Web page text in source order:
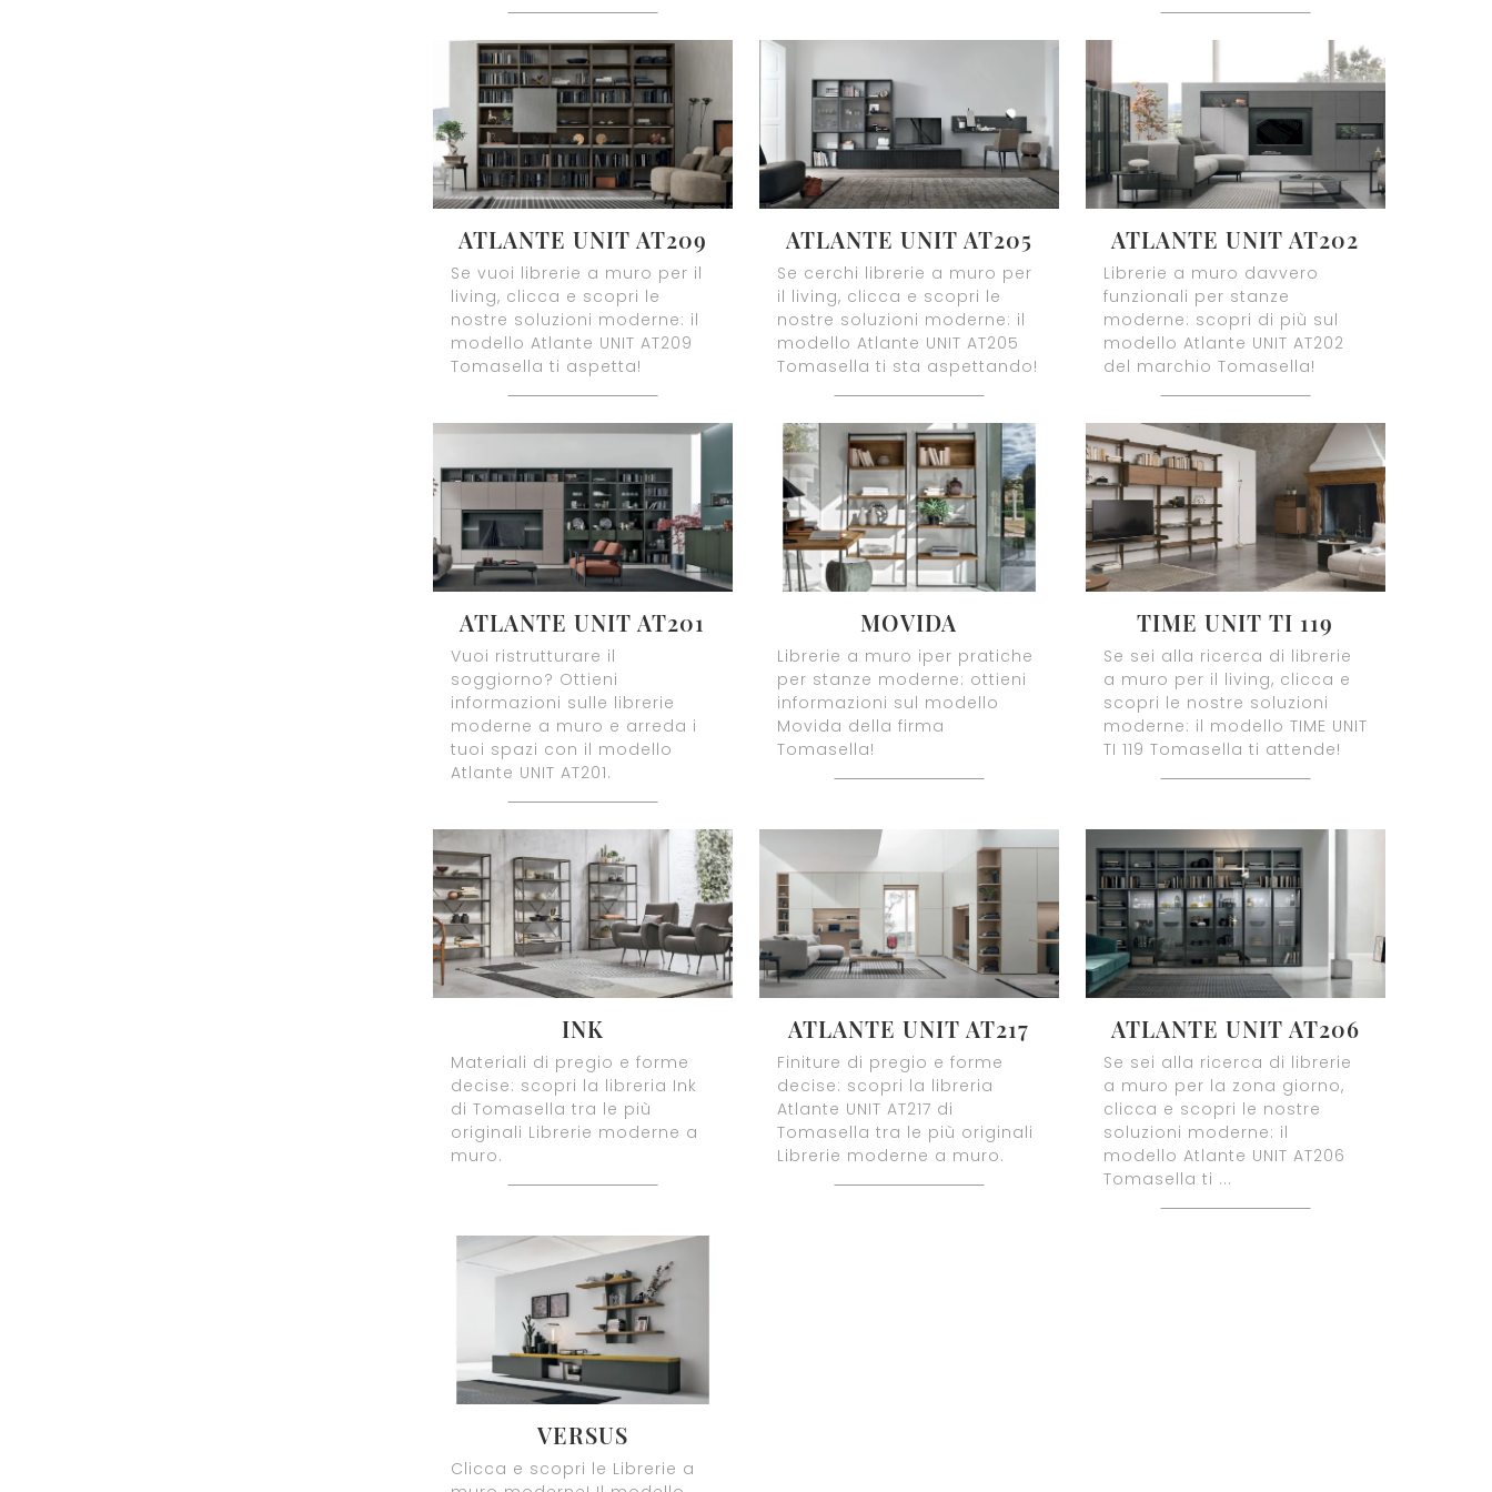
ATLANTE UNIT AT209
Se vuoi librerie a muro per il
living, clicca e scopri le
nostre soluzioni moderne: il
modello Atlante UNIT AT209
Tomasella ti aspetta!
ATLANTE UNIT AT205
Se cerchi librerie a muro per
il living, clicca e scopri le
nostre soluzioni moderne: il
modello Atlante UNIT AT205
Tomasella ti sta aspettando!
ATLANTE UNIT AT202
Librerie a muro davvero
funzionali per stanze
moderne: scopri di più sul
modello Atlante UNIT AT202
del marchio Tomasella!
ATLANTE UNIT AT201
Vuoi ristrutturare il
soggiorno? Ottieni
informazioni sulle librerie
moderne a muro e arreda i
tuoi spazi con il modello
Atlante UNIT AT201.
MOVIDA
Librerie a muro iper pratiche
per stanze moderne: ottieni
informazioni sul modello
Movida della firma
Tomasella!
TIME UNIT TI 119
Se sei alla ricerca di librerie
a muro per il living, clicca e
scopri le nostre soluzioni
moderne: il modello TIME UNIT
TI 119 Tomasella ti attende!
INK
Materiali di pregio e forme
decise: scopri la libreria Ink
di Tomasella tra le più
originali Librerie moderne a
muro.
ATLANTE UNIT AT217
Finiture di pregio e forme
decise: scopri la libreria
Atlante UNIT AT217 di
Tomasella tra le più originali
Librerie moderne a muro.
ATLANTE UNIT AT206
Se sei alla ricerca di librerie
a muro per la zona giorno,
clicca e scopri le nostre
soluzioni moderne: il
modello Atlante UNIT AT206
Tomasella ti ...
VERSUS
Clicca e scopri le Librerie a